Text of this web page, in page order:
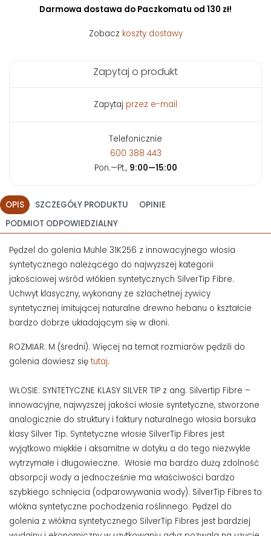
Darmowa dostawa do Paczkomatu od 130 zł!
Zobacz koszty dostawy
Zapytaj o produkt
Zapytaj przez e-mail
Telefonicznie
600 388 443
Pon.—Pt., 9:00—15:00
OPIS SZCZEGÓŁY PRODUKTU
OPINIE
PODMIOT ODPOWIEDZIALNY
Pędzel do golenia Muhle 31K256 z innowacyjnego włosia
syntetycznego należącego do najwyższej kategorii
jakościowej wśród włókien syntetycznych SilverTip Fibre.
Uchwyt klasyczny, wykonany ze szlachetnej żywicy
syntetycznej imitującej naturalne drewno hebanu o kształcie
bardzo dobrze układającym się w dłoni.
ROZMIAR: M (średni). Więcej na temat rozmiarów pędzili do
golenia dowiesz się tutaj.
WŁOSIE: SYNTETYCZNE KLASY SILVER TIP z ang. Silvertip Fibre –
innowacyjne, najwyższej jakości włosie syntetyczne, stworzone
analogicznie do struktury i faktury naturalnego włosia borsuka
klasy Silver Tip. Syntetyczne włosie SilverTip Fibres jest
wyjątkowo miękkie i aksamitne w dotyku a do tego niezwykle
wytrzymałe i długowieczne. Włosie ma bardzo dużą zdolność
absorpcji wody a jednocześnie ma właściwości bardzo
szybkiego schnięcia (odparowywania wody). SilverTip Fibres to
włókna syntetyczne pochodzenia roślinnego. Pędzel do
golenia z włókna syntetycznego SilverTip Fibres jest bardziej